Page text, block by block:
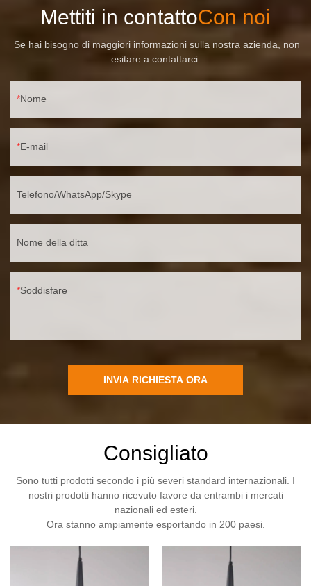
Mettiti in contattoCon noi
Se hai bisogno di maggiori informazioni sulla nostra azienda, non
esitare a contattarci.
Nome
E-mail
Telefono/WhatsApp/Skype
Nome della ditta
Soddisfare
INVIA RICHIESTA ORA
Consigliato
Sono tutti prodotti secondo i più severi standard internazionali. I
nostri prodotti hanno ricevuto favore da entrambi i mercati
nazionali ed esteri.
Ora stanno ampiamente esportando in 200 paesi.